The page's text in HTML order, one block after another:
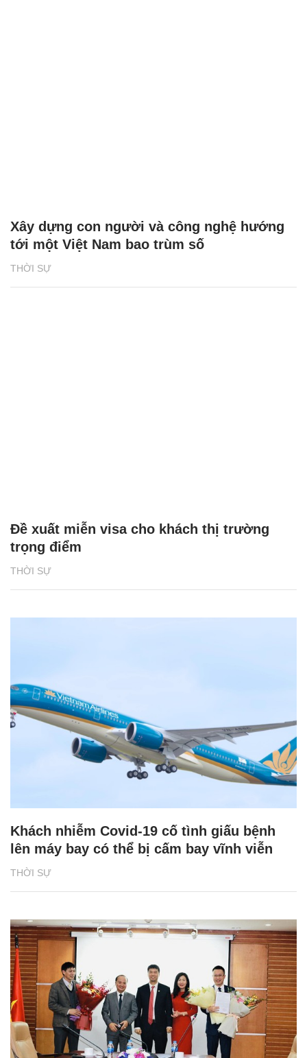
THỜI SỰ
Xây dựng con người và công nghệ hướng
tới một Việt Nam bao trùm số
THỜI SỰ
Đề xuất miễn visa cho khách thị trường
trọng điểm
THỜI SỰ
Khách nhiễm Covid-19 cố tình giấu bệnh
lên máy bay có thể bị cấm bay vĩnh viễn